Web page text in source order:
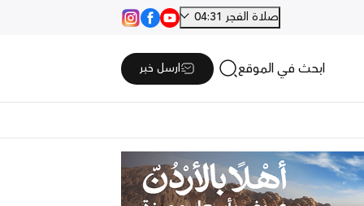
صلاة الفجر 04:31
ابحث في الموقع ارسل خبر